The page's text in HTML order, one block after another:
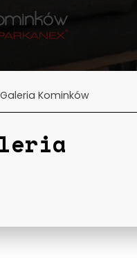
Galeria Kominków